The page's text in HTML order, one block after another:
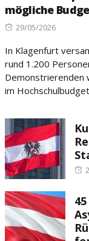
mögliche
Posted
29/05/2026
In Klagenfurt
rund 1.200
Demonstrierenden
im